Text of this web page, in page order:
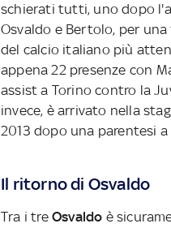
schierati tutti, uno dopo
Osvaldo e Bertolo, per
del calcio italiano più
appena 22 presenze con
assist a Torino contro la
invece, è arrivato nella
2013 dopo una parentesi a
Il ritorno di Osvaldo
Tra i tre Osvaldo è